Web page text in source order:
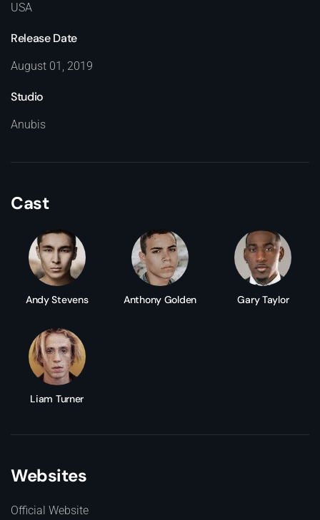
USA
Release Date
August 01, 2019
Studio
Anubis
Cast
Andy Stevens Anthony Golden Gary Taylor
Liam Turner
Websites
Official Website